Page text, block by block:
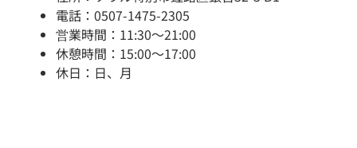
電話：0507-1475-2305
営業時間：11:30～21:00
休憩時間：15:00～17:00
休日：日、月